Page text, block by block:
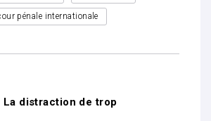
pénale internationale
La distraction de trop